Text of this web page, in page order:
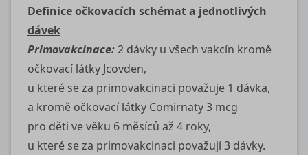
Definice očkovacích schémat a jednotlivých
dávek
Primovakcinace:2 dávky u všech vakcín kromě
očkovací látky Jcovden,
u které se za primovakcinaci považuje 1 dávka,
a kromě očkovací látky Comirnaty 3 mcg
pro děti ve věku 6 měsíců až 4 roky,
u které se za primovakcinaci považují 3 dávky.